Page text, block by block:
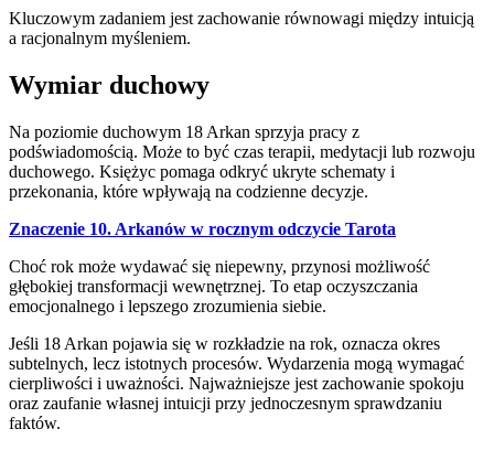
Kluczowym zadaniem jest zachowanie równowagi między intuicją
a racjonalnym myśleniem.
Wymiar duchowy
Na poziomie duchowym 18 Arkan sprzyja pracy z
podświadomością. Może to być czas terapii, medytacji lub rozwoju
duchowego. Księżyc pomaga odkryć ukryte schematy i
przekonania, które wpływają na codzienne decyzje.
Znaczenie 10. Arkanów w rocznym odczycie Tarota
Choć rok może wydawać się niepewny, przynosi możliwość
głębokiej transformacji wewnętrznej. To etap oczyszczania
emocjonalnego i lepszego zrozumienia siebie.
Jeśli 18 Arkan pojawia się w rozkładzie na rok, oznacza okres
subtelnych, lecz istotnych procesów. Wydarzenia mogą wymagać
cierpliwości i uważności. Najważniejsze jest zachowanie spokoju
oraz zaufanie własnej intuicji przy jednoczesnym sprawdzaniu
faktów.